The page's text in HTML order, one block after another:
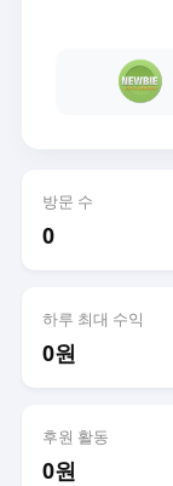
방문 수
0
하루 최대 수익
0원
후원 활동
0원